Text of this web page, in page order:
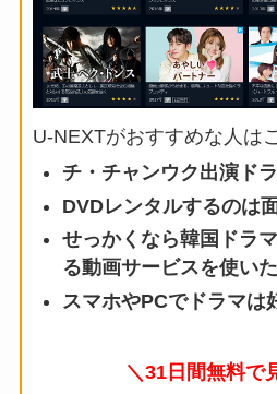
U-NEXTがおすすめな人は
チ・チャンウク出演ド
DVDレンタルするのは
せっかくなら韓国ドラ
る動画サービスを使い
スマホやPCでドラマは
＼31日間無料で